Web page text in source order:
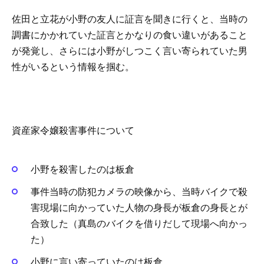
佐田と立花が小野の友人に証言を聞きに行くと、当時の
調書にかかれていた証言とかなりの食い違いがあること
が発覚し、さらには小野がしつこく言い寄られていた男
性がいるという情報を掴む。
資産家令嬢殺害事件について
小野を殺害したのは板倉
事件当時の防犯カメラの映像から、当時バイクで殺
害現場に向かっていた人物の身長が板倉の身長とが
合致した（真島のバイクを借りだして現場へ向かっ
た）
小野に言い寄っていたのは板倉